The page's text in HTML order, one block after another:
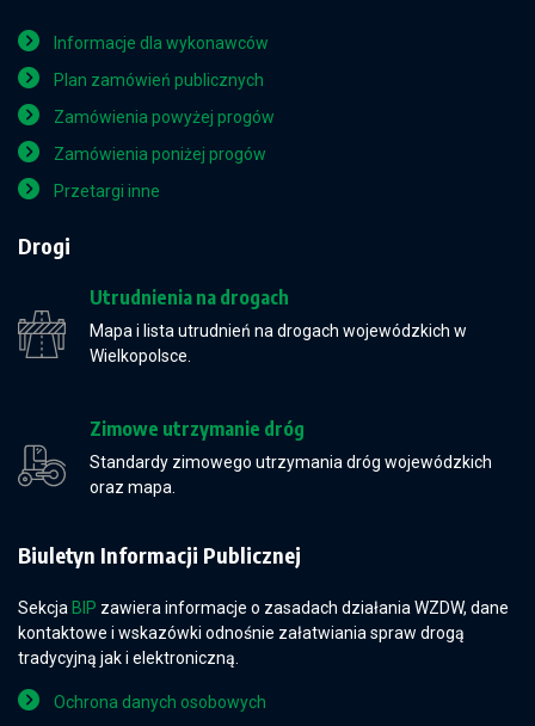
Informacje dla wykonawców
Plan zamówień publicznych
Zamówienia powyżej progów
Zamówienia poniżej progów
Przetargi inne
Drogi
Utrudnienia na drogach
Mapa i lista utrudnień na drogach wojewódzkich w
Wielkopolsce.
Zimowe utrzymanie dróg
Standardy zimowego utrzymania dróg wojewódzkich
oraz mapa.
Biuletyn Informacji Publicznej
Sekcja BIP zawiera informacje o zasadach działania WZDW, dane
kontaktowe i wskazówki odnośnie załatwiania spraw drogą
tradycyjną jak i elektroniczną.
Ochrona danych osobowych